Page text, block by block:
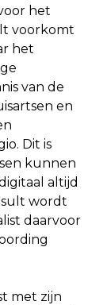
het
voorkomt
het
van de
en
Dit is
kunnen
altijd
wordt
daarvoor
met zijn